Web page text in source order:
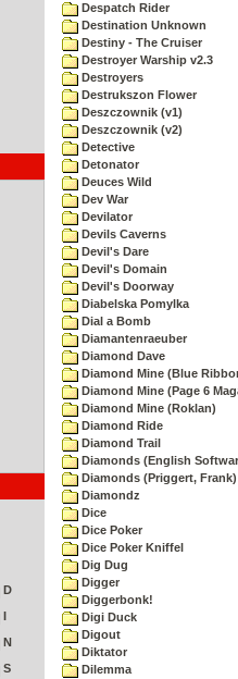
D
I
N
S
Despatch Rider
Destination Unknown
Destiny - The Cruiser
Destroyer Warship v2.3
Destroyers
Destrukszon Flower
Deszczownik (v1)
Deszczownik (v2)
Detective
Detonator
Deuces Wild
Dev War
Devilator
Devils Caverns
Devil's Dare
Devil's Domain
Devil's Doorway
Diabelska Pomylka
Dial a Bomb
Diamantenraeuber
Diamond Dave
Diamond Mine (Blue
Diamond Mine (Page 6
Diamond Mine (Roklan)
Diamond Ride
Diamond Trail
Diamonds (English
Diamonds (Priggert, Frank)
Diamondz
Dice
Dice Poker
Dice Poker Kniffel
Dig Dug
Digger
Diggerbonk!
Digi Duck
Digout
Diktator
Dilemma